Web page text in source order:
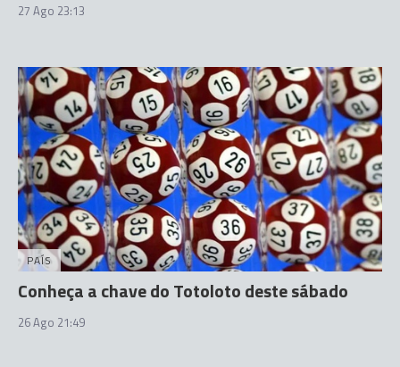
27 Ago 23:13
PAÍS
Conheça a chave do Totoloto deste sábado
26 Ago 21:49